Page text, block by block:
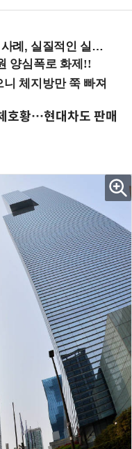
전략을 공유 (9/18 양재역)
호황…현대차도 판매